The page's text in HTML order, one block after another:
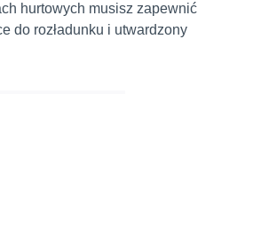
hurtowych musisz zapewnić
do rozładunku i utwardzony